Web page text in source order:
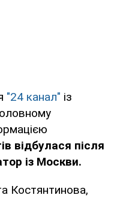
"24 канал" із
відбулася після
із Москви.
Костянтинова,